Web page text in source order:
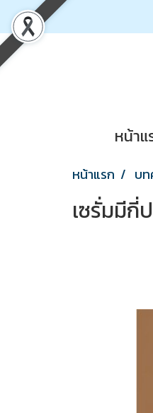
หน้าแ
หน้าแรก บ
เซรั่มมีกี่